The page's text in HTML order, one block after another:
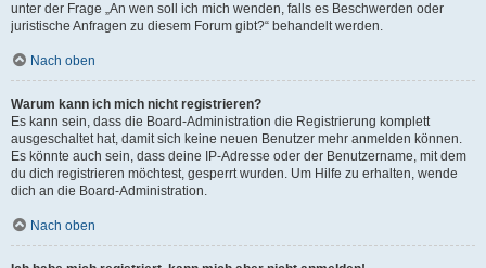
unter der Frage „An wen soll ich mich wenden, falls es Beschwerden oder
juristische Anfragen zu diesem Forum gibt?“ behandelt werden.
Nach oben
Warum kann ich mich nicht registrieren?
Es kann sein, dass die Board-Administration die Registrierung komplett
ausgeschaltet hat, damit sich keine neuen Benutzer mehr anmelden können.
Es könnte auch sein, dass deine IP-Adresse oder der Benutzername, mit dem
du dich registrieren möchtest, gesperrt wurden. Um Hilfe zu erhalten, wende
dich an die Board-Administration.
Nach oben